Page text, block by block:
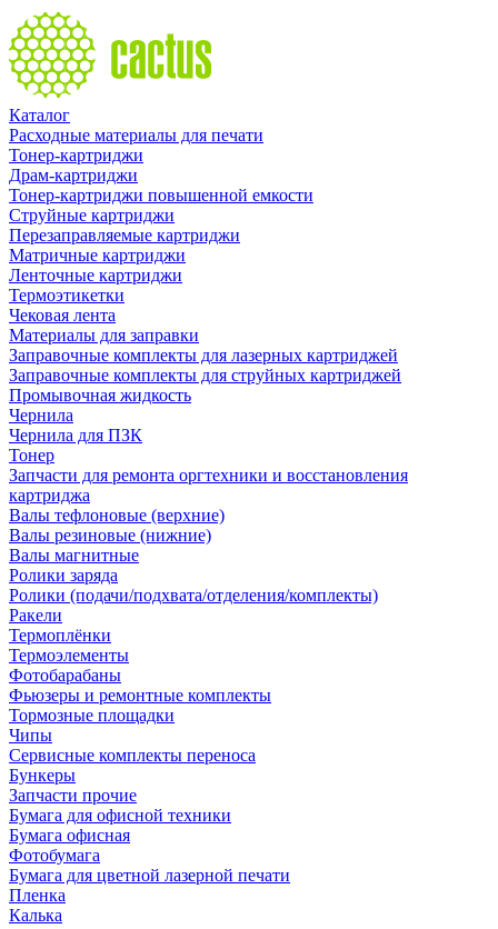
Каталог
Расходные материалы для печати
Тонер-картриджи
Драм-картриджи
Тонер-картриджи повышенной емкости
Струйные картриджи
Перезаправляемые картриджи
Матричные картриджи
Ленточные картриджи
Термоэтикетки
Чековая лента
Материалы для заправки
Заправочные комплекты для лазерных картриджей
Заправочные комплекты для струйных картриджей
Промывочная жидкость
Чернила
Чернила для ПЗК
Тонер
Запчасти для ремонта оргтехники и восстановления
картриджа
Валы тефлоновые (верхние)
Валы резиновые (нижние)
Валы магнитные
Ролики заряда
Ролики (подачи/подхвата/отделения/комплекты)
Ракели
Термоплёнки
Термоэлементы
Фотобарабаны
Фьюзеры и ремонтные комплекты
Тормозные площадки
Чипы
Сервисные комплекты переноса
Бункеры
Запчасти прочие
Бумага для офисной техники
Бумага офисная
Фотобумага
Бумага для цветной лазерной печати
Пленка
Калька